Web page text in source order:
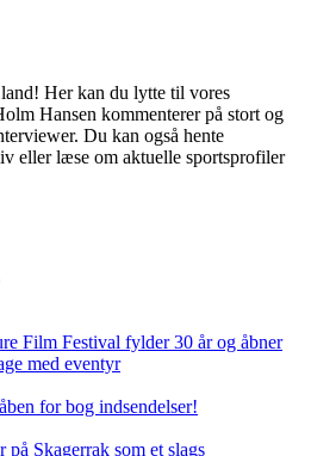
Her kan du lytte til vores
Hansen kommenterer på stort og
Du kan også hente
eller læse om aktuelle sportsprofiler
Film Festival fylder 30 år og åbner
med eventyr
for bog indsendelser!
på Skagerrak som et slags